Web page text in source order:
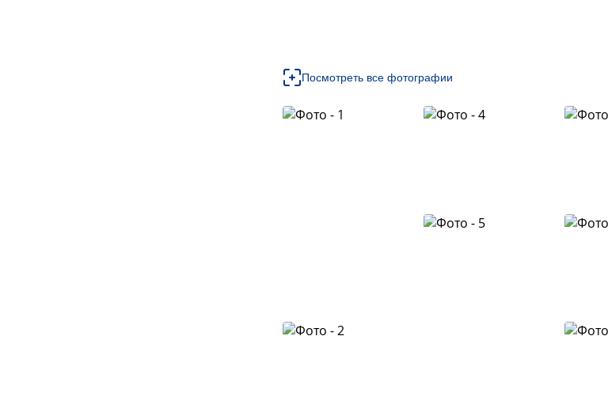
Посмотреть все фотографии